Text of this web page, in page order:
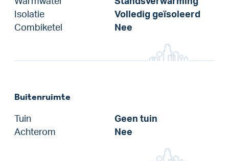
Isolatie
Volledig geïsoleerd
Combiketel
Nee
Buitenruimte
Tuin
Geen tuin
Achterom
Nee